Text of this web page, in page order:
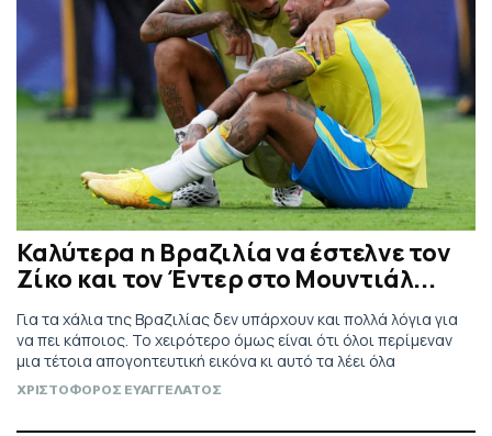
Καλύτερα η Βραζιλία να έστελνε τον
Ζίκο και τον Έντερ στο Μουντιάλ...
Για τα χάλια της Βραζιλίας δεν υπάρχουν και πολλά λόγια για
να πει κάποιος. Το χειρότερο όμως είναι ότι όλοι περίμεναν
μια τέτοια απογοητευτική εικόνα κι αυτό τα λέει όλα
ΧΡΙΣΤΟΦΟΡΟΣ ΕΥΑΓΓΕΛΑΤΟΣ